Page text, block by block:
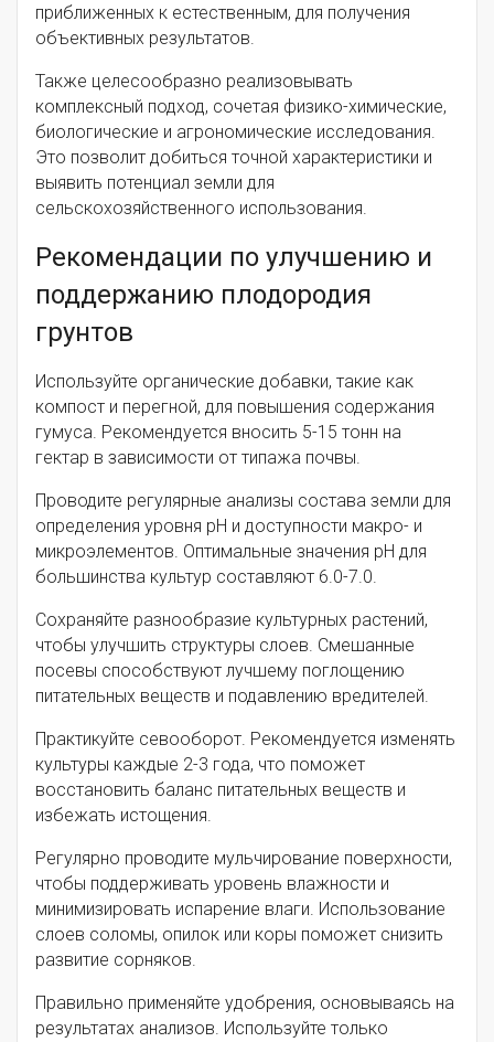
приближенных к естественным, для получения
объективных результатов.
Также целесообразно реализовывать
комплексный подход, сочетая физико-химические,
биологические и агрономические исследования.
Это позволит добиться точной характеристики и
выявить потенциал земли для
сельскохозяйственного использования.
Рекомендации по улучшению и
поддержанию плодородия
грунтов
Используйте органические добавки, такие как
компост и перегной, для повышения содержания
гумуса. Рекомендуется вносить 5-15 тонн на
гектар в зависимости от типажа почвы.
Проводите регулярные анализы состава земли для
определения уровня pH и доступности макро- и
микроэлементов. Оптимальные значения pH для
большинства культур составляют 6.0-7.0.
Сохраняйте разнообразие культурных растений,
чтобы улучшить структуры слоев. Смешанные
посевы способствуют лучшему поглощению
питательных веществ и подавлению вредителей.
Практикуйте севооборот. Рекомендуется изменять
культуры каждые 2-3 года, что поможет
восстановить баланс питательных веществ и
избежать истощения.
Регулярно проводите мульчирование поверхности,
чтобы поддерживать уровень влажности и
минимизировать испарение влаги. Использование
слоев соломы, опилок или коры поможет снизить
развитие сорняков.
Правильно применяйте удобрения, основываясь на
результатах анализов. Используйте только